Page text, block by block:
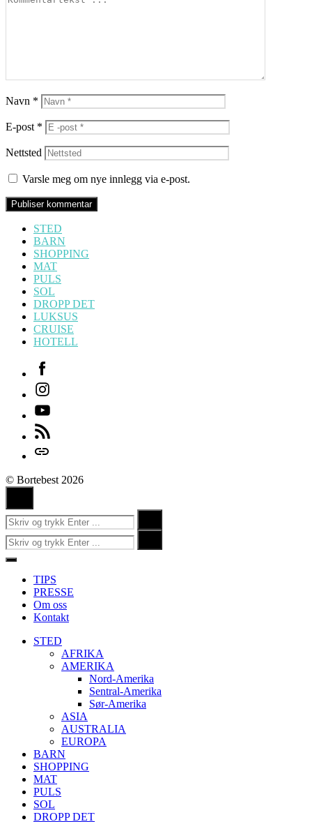
Navn *
E-post *
Nettsted
Varsle meg om nye innlegg via e-post.
STED
BARN
SHOPPING
MAT
PULS
SOL
DROPP DET
LUKSUS
CRUISE
HOTELL
Facebook
Instagram
Youtube
Feed
Login
© Bortebest 2026
Søk
etter:
Søk
etter:
Close
TIPS
PRESSE
Om oss
Kontakt
STED
AFRIKA
AMERIKA
Nord-Amerika
Sentral-Amerika
Sør-Amerika
ASIA
AUSTRALIA
EUROPA
BARN
SHOPPING
MAT
PULS
SOL
DROPP DET